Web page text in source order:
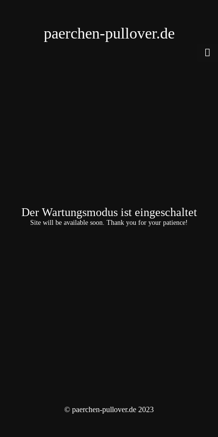
paerchen-pullover.de
Der Wartungsmodus ist eingeschaltet
Site will be available soon. Thank you for your patience!
© paerchen-pullover.de 2023